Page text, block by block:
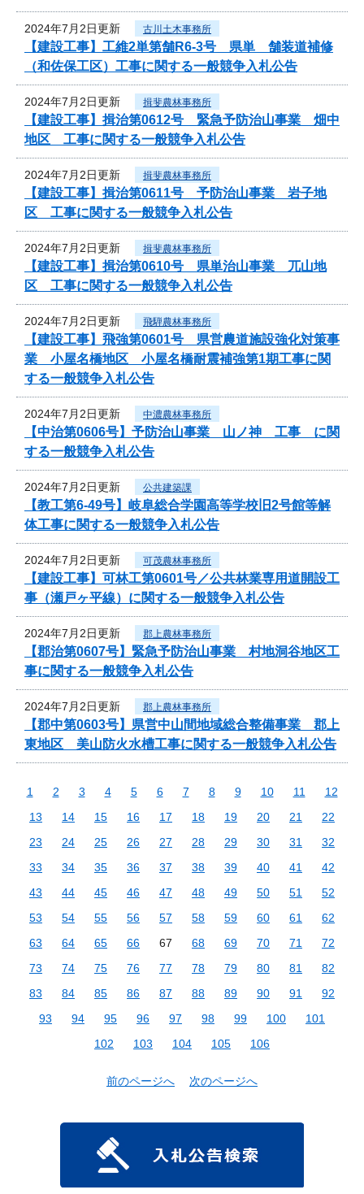
2024年7月2日更新 古川土木事務所
【建設工事】工維2単第舗R6-3号 県単 舗装道補修
（和佐保工区）工事に関する一般競争入札公告
2024年7月2日更新 揖斐農林事務所
【建設工事】揖治第0612号 緊急予防治山事業 畑中
地区 工事に関する一般競争入札公告
2024年7月2日更新 揖斐農林事務所
【建設工事】揖治第0611号 予防治山事業 岩子地
区 工事に関する一般競争入札公告
2024年7月2日更新 揖斐農林事務所
【建設工事】揖治第0610号 県単治山事業 兀山地
区 工事に関する一般競争入札公告
2024年7月2日更新 飛騨農林事務所
【建設工事】飛強第0601号 県営農道施設強化対策事
業 小屋名橋地区 小屋名橋耐震補強第1期工事に関
する一般競争入札公告
2024年7月2日更新 中濃農林事務所
【中治第0606号】予防治山事業 山ノ神 工事 に関
する一般競争入札公告
2024年7月2日更新 公共建築課
【教工第6-49号】岐阜総合学園高等学校旧2号館等解
体工事に関する一般競争入札公告
2024年7月2日更新 可茂農林事務所
【建設工事】可林工第0601号／公共林業専用道開設工
事（瀬戸ヶ平線）に関する一般競争入札公告
2024年7月2日更新 郡上農林事務所
【郡治第0607号】緊急予防治山事業 村地洞谷地区工
事に関する一般競争入札公告
2024年7月2日更新 郡上農林事務所
【郡中第0603号】県営中山間地域総合整備事業 郡上
東地区 美山防火水槽工事に関する一般競争入札公告
1 2 3 4 5 6 7 8 9 10 11
12
13
14 15 16 17 18 19 20 21
22
23
24 25 26 27 28 29 30 31
32
33
34 35 36 37 38 39 40 41
42
43
44 45 46 47 48 49 50 51
52
53
54 55 56 57 58 59 60 61
62
63
64 65 66 67 68 69 70 71
72
73
74 75 76 77 78 79 80 81
82
83
84 85 86 87 88 89 90 91
92
93
94 95 96 97 98 99 100
101
102
103 104 105 106
前のページへ 次のページへ